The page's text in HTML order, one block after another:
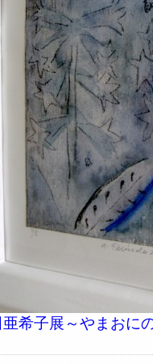
希子展～やまおに